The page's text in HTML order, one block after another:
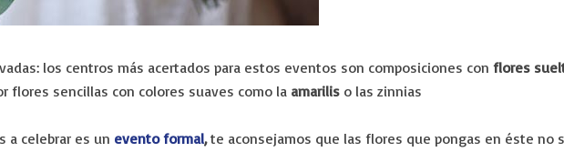
los centros más acertados para estos eventos son composiciones con flores
flores sencillas con colores suaves como la amarilis o las zinnias
a celebrar es un evento formal,te aconsejamos que las flores que pongas en éste no